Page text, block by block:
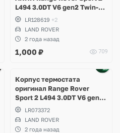
L494 3.0DT V6 gen2 Twin-
turboLR128619 +2
LAND ROVER
2 года назад
1,000 ₽ 709
Корпус термостата
оригинал Range Rover
Sport 2 L494 3.0DT V6 gen2
Twin-turbo
LR073372
LAND ROVER
2 года назад